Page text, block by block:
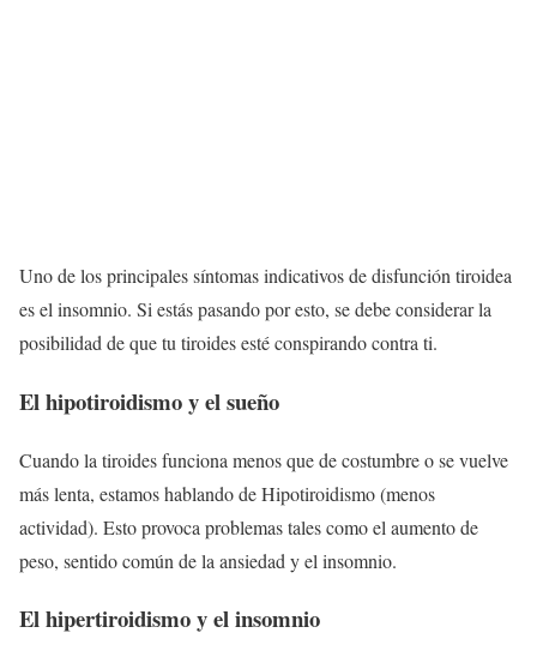
Uno de los principales síntomas indicativos de disfunción tiroidea
es el insomnio. Si estás pasando por esto, se debe considerar la
posibilidad de que tu tiroides esté conspirando contra ti.
El hipotiroidismo y el sueño
Cuando la tiroides funciona menos que de costumbre o se vuelve
más lenta, estamos hablando de Hipotiroidismo (menos
actividad). Esto provoca problemas tales como el aumento de
peso, sentido común de la ansiedad y el insomnio.
El hipertiroidismo y el insomnio